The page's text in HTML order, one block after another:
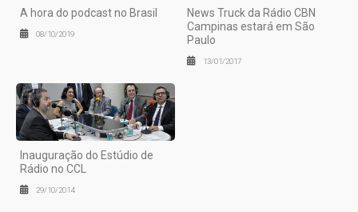
A hora do podcast no Brasil
08/10/2019
News Truck da Rádio CBN
Campinas estará em São
Paulo
13/01/2017
Inauguração do Estúdio de
Rádio no CCL
29/10/2014